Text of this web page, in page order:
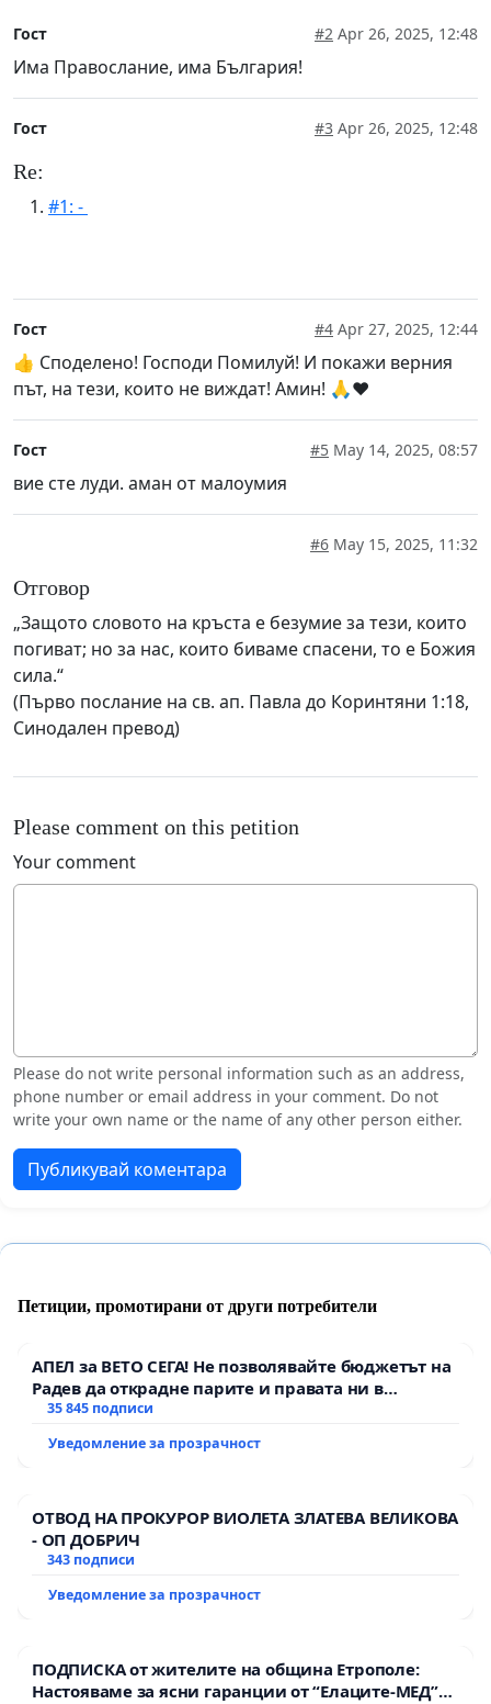
Гост #2 Apr 26, 2025, 12:48
Има Правослание, има България!
Гост #3 Apr 26, 2025, 12:48
Re:
#1: -
Гост #4 Apr 27, 2025, 12:44
👍 Споделено! Господи Помилуй! И покажи верния
път, на тези, които не виждат! Амин! 🙏❤️
Гост #5 May 14, 2025, 08:57
вие сте луди. аман от малоумия
#6 May 15, 2025, 11:32
Отговор
„Защото словото на кръста е безумие за тези, които
погиват; но за нас, които биваме спасени, то е Божия
сила.“
(Първо послание на св. ап. Павла до Коринтяни 1:18,
Синодален превод)
Please comment on this petition
Your comment
Please do not write personal information such as an address,
phone number or email address in your comment. Do not
write your own name or the name of any other person either.
Публикувай коментара
Петиции, промотирани от други потребители
АПЕЛ за ВЕТО СЕГА! Не позволявайте бюджетът на
Радев да открадне парите и правата ни в
тъмното
35 845 подписи
Уведомление за прозрачност
ОТВОД НА ПРОКУРОР ВИОЛЕТА ЗЛАТЕВА ВЕЛИКОВА
- ОП ДОБРИЧ
343 подписи
Уведомление за прозрачност
ПОДПИСКА от жителите на община Етрополе:
Настояваме за ясни гаранции от “Елаците-МЕД”